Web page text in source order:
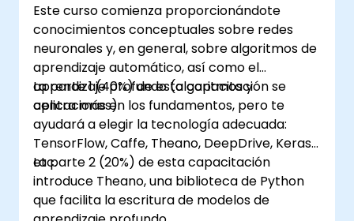
Este curso comienza proporcionándote
conocimientos conceptuales sobre redes
neuronales y, en general, sobre algoritmos de
aprendizaje automático, así como el
aprendizaje profundo (algoritmos y
aplicaciones).
La parte 1 (40%) de esta capacitación se
centra más en los fundamentos, pero te
ayudará a elegir la tecnología adecuada:
TensorFlow, Caffe, Theano, DeepDrive, Keras,
etc.
La parte 2 (20%) de esta capacitación
introduce Theano, una biblioteca de Python
que facilita la escritura de modelos de